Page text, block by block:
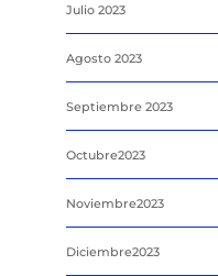
Julio 2023
Agosto 2023
Septiembre 2023
Octubre2023
Noviembre2023
Diciembre2023